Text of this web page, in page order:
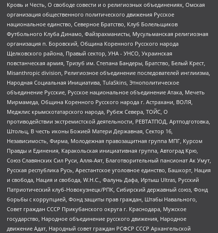
Кровь и Честь, О свободе совести и о религиозных объединениях, Омская
организация общественного политического движения Русское
национальное единство, Северное Братство, Клуб Болельщиков
Футбольного Клуба Динамо, Файзрахманисты, Мусульманская религиозная
организация п. Боровский, Община Коренного Русского народа
Щелковского района, Правый сектор, УНА - УНСО, Украинская
повстанческая армия, Тризуб им. Степана Бандеры, Братство, Белый Крест,
Misanthropic division, Религиозное объединение последователей инглиизма,
Народная Социальная Инициатива, TulaSkins, Этнополитическое
объединение Русские, Русское национальное объединение Атака, Мечеть
Мирмамеда, Община Коренного Русского народа г. Астрахани, ВОЛЯ,
Меджлис крымскотатарского народа, Рубеж Севера, ТОЙС, О
противодействии экстремистской деятельности, РЕВТАТПОД, Артподготовка,
Штольц, В честь иконы Божией Матери Державная, Сектор 16,
Независимость, Фирма, Молодежная правозащитная группа МПГ, Курсом
Правды и Единения, Каракольская инициативная группа, Автоград Крю,
Союз Славянских Сил Руси, Алля-Аят, Благотворительный пансионат Ак Умут,
Русская республика Русь, Арестантское уголовное единство, Башкорт, Нация
и свобода, Нация и свобода, W.H.С., Фалунь Дафа, Иртыш Ultras, Русский
Патриотический клуб-Новокузнецк/РПК, Сибирский державный союз, Фонд
борьбы с коррупцией, Фонд защиты прав граждан, Штабы Навального,
Совет граждан СССР Прикубанского округа г. Краснодара, Мужское
государство, Народное объединение русского движения, Народное
движение Адат, Народный совет граждан РСФСР СССР Архангельской